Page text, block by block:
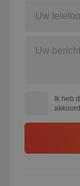
Ik heb
akkoord